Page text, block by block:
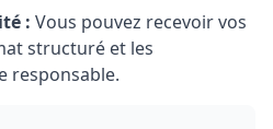
: Vous pouvez recevoir vos
structuré et les
responsable.